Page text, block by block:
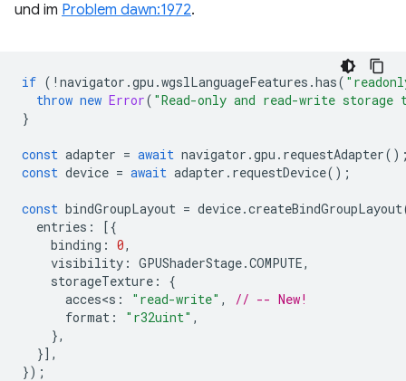
und im Problem dawn:1972.
if ( ! navigator .gpu .wgslLanguageFeatures .has(
throw new Error( "Read-only and read-write
}
const adapter = await navigator .gpu . requestAdapter
const device = await adapter . requestDevice();
const bindGroupLayout = device.createBindGroupLayout
entries :
[{
binding : 0,
visibility : GPUShaderStage.COMPUTE,
storageTexture :
{
acces<s : "read-write" ,
// -- New!
format : "r32uint" ,
},
}],
});